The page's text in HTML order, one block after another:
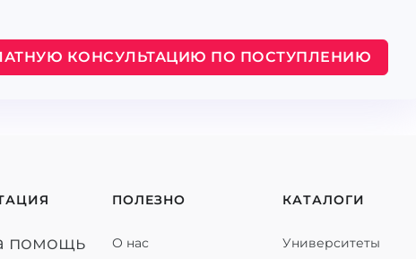
КОНСУЛЬТАЦИЮ ПО ПОСТУПЛЕНИЮ
помощь
ПОЛЕЗНО
О нас
КАТАЛОГИ
Университеты